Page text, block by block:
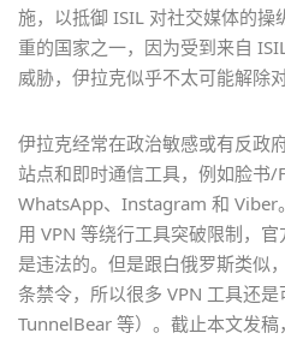
施，以抵御 ISIL 对社交媒体的操
重的国家之一，因为受到来自
威胁，伊拉克似乎不太可能解除
伊拉克经常在政治敏感或有反政
站点和即时通信工具，例如脸书/
WhatsApp、Instagram 和 Viber
用 VPN 等绕行工具突破限制，
是违法的。但是跟白俄罗斯类似
条禁令，所以很多 VPN 工具还
TunnelBear 等）。截止本文发